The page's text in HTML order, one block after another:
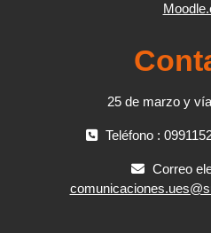
25 de marzo y
Teléfono :
Correo